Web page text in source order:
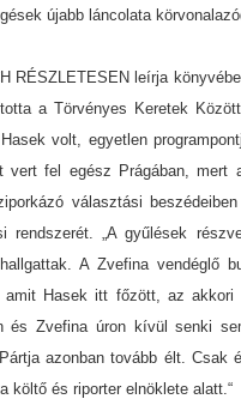
újabb láncolata
RÉSZLETESEN leírja
a Törvényes Keretek
volt, egyetlen
vert fel egész Prágában, mert
választási
rendszerét. „A gyűlések
A Zvefina vendéglő
amit Hasek itt főzött, az
és Zvefina úron kívül senki
azonban tovább élt.
költő és riporter elnöklete alatt.“